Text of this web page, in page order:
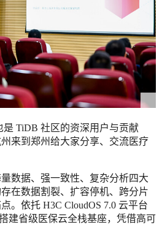
是 TiDB 社区的资深用户与贡献
来到郑州给大家分享、交流医疗
数据、强一致性、复杂分析四大
在数据割裂、扩容停机、跨分片
。依托 H3C CloudOS 7.0 云平台
建省级医保云全栈基座，凭借高可